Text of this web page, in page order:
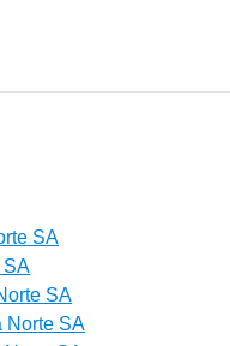
SA
SA
SA
Norte SA